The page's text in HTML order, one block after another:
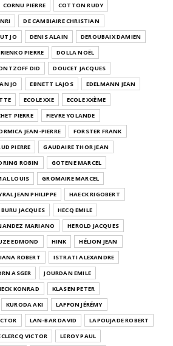
CORNU PIERRE
COTTON RUDY
DE CAMBIAIRE CHRISTIAN
JO DENIS ALAIN
DEROUBAIX DAMIEN
PIERRE
DOLLA NOËL
DID
DOUCET JACQUES
JO EBNETT LAJOS
EDELMANN JEAN
ECOLE XXE
ECOLE XXÈME
PIERRE
FIEVRE YOLANDE
JEAN-PIERRE
FORSTER FRANK
PIERRE
GAUDAIRE THOR JEAN
ROBIN
GOTENE MARCEL
LOUIS
GROMAIRE MARCEL
JEAN PHILIPPE
HAECK RIGOBERT
JACQUES
HECQ EMILE
MARIANO
HEROLD JACQUES
EDMOND HINK
HÉLION JEAN
ROBERT
ISTRATI ALEXANDRE
ASGER
JOURDAN EMILE
KONRAD
KLASEN PETER
KURODA AKI
LAFFON JÉRÉMY
LAN-BAR DAVID
LAPOUJADE ROBERT
VICTOR LEROY PAUL